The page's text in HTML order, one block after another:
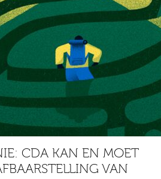
CDA KAN EN MOET
VAN